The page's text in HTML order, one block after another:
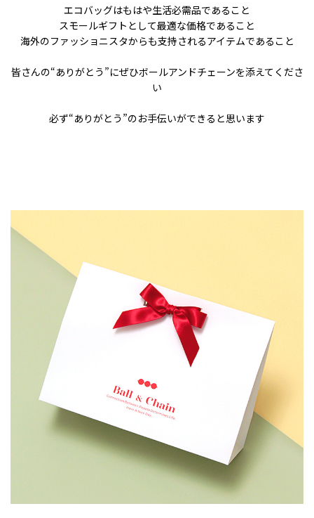
エコバッグはもはや生活必需品であること
スモールギフトとして最適な価格であること
海外のファッショニスタからも支持されるアイテムであること
皆さんの“ありがとう”にぜひボールアンドチェーンを添えてくださ
い
必ず“ありがとう”のお手伝いができると思います